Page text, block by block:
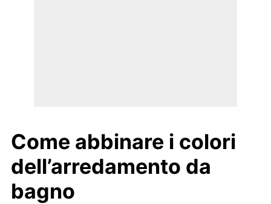
Come abbinare i colori
dell’arredamento da
bagno